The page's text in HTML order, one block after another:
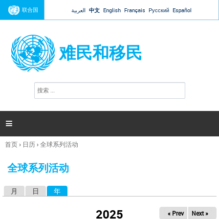
Jump to navigation
联合国 العربية 中文 English Français Русский Español
难民和移民
搜
索

你
这
首页› 日历›全球系列活动
全球系列活动
月 日 年
2025 « Prev Next »